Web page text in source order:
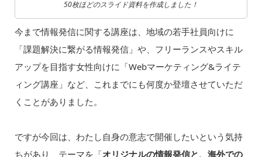
50枚ほどのスライド資料を作成しました！
今まで情報発信に関する講座は、地域の若手社員向けに
「課題解決に繋がる情報発信」や、フリーランスやスキル
アップを目指す女性向けに「Webマーケティング&ライテ
ィング講座」など、これまでにも何度か登壇させていただ
くことがありました。
ですが今回は、わたし自身の意志で開催したいという気持
ちがあり、テーマを「オリジナルの情報発信と、海外での